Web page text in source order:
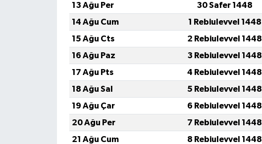
13 Ağu Per
30 Safer 1448
14 Ağu Cum
1 Rebiulevvel 1448
15 Ağu Cts
2 Rebiulevvel 1448
16 Ağu Paz
3 Rebiulevvel 1448
17 Ağu Pts
4 Rebiulevvel 1448
18 Ağu Sal
5 Rebiulevvel 1448
19 Ağu Çar
6 Rebiulevvel 1448
20 Ağu Per
7 Rebiulevvel 1448
21 Ağu Cum
8 Rebiulevvel 1448